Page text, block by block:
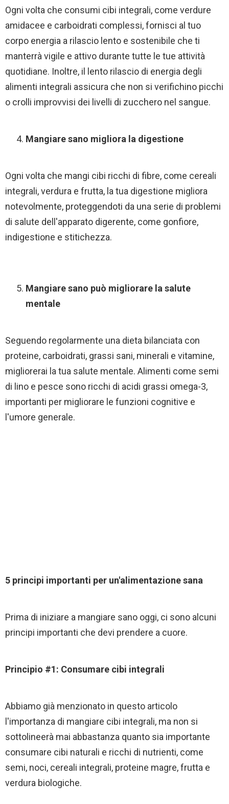
Ogni volta che consumi cibi integrali, come verdure
amidacee e carboidrati complessi, fornisci al tuo
corpo energia a rilascio lento e sostenibile che ti
manterrà vigile e attivo durante tutte le tue attività
quotidiane. Inoltre, il lento rilascio di energia degli
alimenti integrali assicura che non si verifichino picchi
o crolli improvvisi dei livelli di zucchero nel sangue.
Mangiare sano migliora la digestione
Ogni volta che mangi cibi ricchi di fibre, come cereali
integrali, verdura e frutta, la tua digestione migliora
notevolmente, proteggendoti da una serie di problemi
di salute dell'apparato digerente, come gonfiore,
indigestione e stitichezza.
Mangiare sano può migliorare la salute
mentale
Seguendo regolarmente una dieta bilanciata con
proteine, carboidrati, grassi sani, minerali e vitamine,
migliorerai la tua salute mentale. Alimenti come semi
di lino e pesce sono ricchi di acidi grassi omega-3,
importanti per migliorare le funzioni cognitive e
l'umore generale.
5 principi importanti per un'alimentazione sana
Prima di iniziare a mangiare sano oggi, ci sono alcuni
principi importanti che devi prendere a cuore.
Principio #1: Consumare cibi integrali
Abbiamo già menzionato in questo articolo
l'importanza di mangiare cibi integrali, ma non si
sottolineerà mai abbastanza quanto sia importante
consumare cibi naturali e ricchi di nutrienti, come
semi, noci, cereali integrali, proteine magre, frutta e
verdura biologiche.